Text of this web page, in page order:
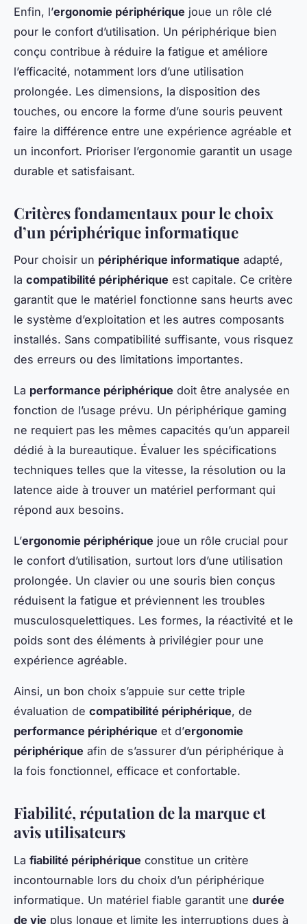
Enfin, l’ergonomie périphérique joue un rôle clé
pour le confort d’utilisation. Un périphérique bien
conçu contribue à réduire la fatigue et améliore
l’efficacité, notamment lors d’une utilisation
prolongée. Les dimensions, la disposition des
touches, ou encore la forme d’une souris peuvent
faire la différence entre une expérience agréable et
un inconfort. Prioriser l’ergonomie garantit un usage
durable et satisfaisant.
Critères fondamentaux pour le choix
d’un périphérique informatique
Pour choisir un périphérique informatique adapté,
la compatibilité périphérique est capitale. Ce critère
garantit que le matériel fonctionne sans heurts avec
le système d’exploitation et les autres composants
installés. Sans compatibilité suffisante, vous risquez
des erreurs ou des limitations importantes.
La performance périphérique doit être analysée en
fonction de l’usage prévu. Un périphérique gaming
ne requiert pas les mêmes capacités qu’un appareil
dédié à la bureautique. Évaluer les spécifications
techniques telles que la vitesse, la résolution ou la
latence aide à trouver un matériel performant qui
répond aux besoins.
L’ergonomie périphérique joue un rôle crucial pour
le confort d’utilisation, surtout lors d’une utilisation
prolongée. Un clavier ou une souris bien conçus
réduisent la fatigue et préviennent les troubles
musculosquelettiques. Les formes, la réactivité et le
poids sont des éléments à privilégier pour une
expérience agréable.
Ainsi, un bon choix s’appuie sur cette triple
évaluation de compatibilité périphérique, de
performance périphérique et d’ergonomie
périphérique afin de s’assurer d’un périphérique à
la fois fonctionnel, efficace et confortable.
Fiabilité, réputation de la marque et
avis utilisateurs
La fiabilité périphérique constitue un critère
incontournable lors du choix d’un périphérique
informatique. Un matériel fiable garantit une durée
de vie plus longue et limite les interruptions dues à